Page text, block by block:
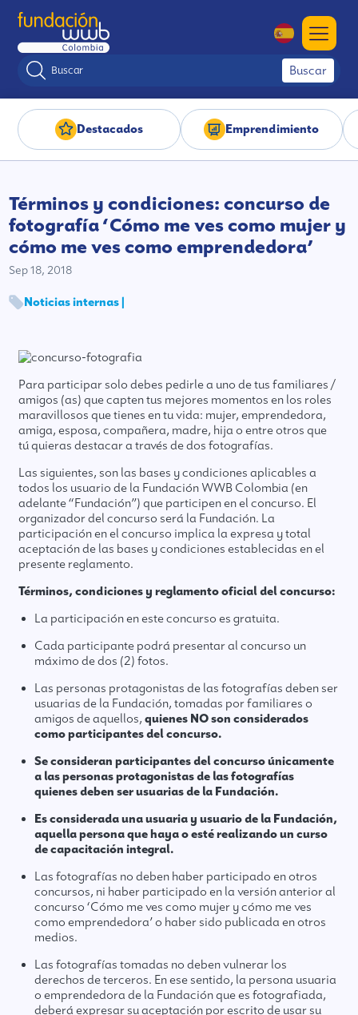
Buscar
Destacados Emprendimiento
Términos y condiciones: concurso de
fotografía ‘Cómo me ves como mujer y
cómo me ves como emprendedora’
Sep 18, 2018
Noticias internas |
Para participar solo debes pedirle a uno de tus familiares /
amigos (as) que capten tus mejores momentos en los roles
maravillosos que tienes en tu vida: mujer, emprendedora,
amiga, esposa, compañera, madre, hija o entre otros que
tú quieras destacar a través de dos fotografías.
Las siguientes, son las bases y condiciones aplicables a
todos los usuario de la Fundación WWB Colombia (en
adelante “Fundación”) que participen en el concurso. El
organizador del concurso será la Fundación. La
participación en el concurso implica la expresa y total
aceptación de las bases y condiciones establecidas en el
presente reglamento.
Términos, condiciones y reglamento oficial del concurso:
La participación en este concurso es gratuita.
Cada participante podrá presentar al concurso un
máximo de dos (2) fotos.
Las personas protagonistas de las fotografías deben ser
usuarias de la Fundación, tomadas por familiares o
amigos de aquellos,quienes NO son considerados
como participantes del concurso.
Se consideran participantes del concurso únicamente
a las personas protagonistas de las fotografías
quienes deben ser usuarias de la Fundación.
Es considerada una usuaria y usuario de la Fundación,
aquella persona que haya o esté realizando un curso
de capacitación integral.
Las fotografías no deben haber participado en otros
concursos, ni haber participado en la versión anterior al
concurso ‘Cómo me ves como mujer y cómo me ves
como emprendedora’ o haber sido publicada en otros
medios.
Las fotografías tomadas no deben vulnerar los
derechos de terceros. En ese sentido, la persona usuaria
o emprendedora de la Fundación que es fotografiada,
deberá expresar su aceptación por escrito de usar su